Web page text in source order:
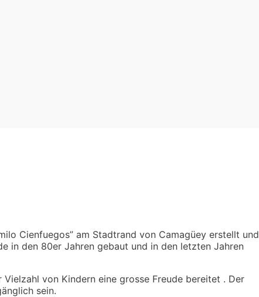
Cienfuegos” am Stadtrand von Camagüey erstellt und
in den 80er Jahren gebaut und in den letzten Jahren
von Kindern eine grosse Freude bereitet . Der
sein.